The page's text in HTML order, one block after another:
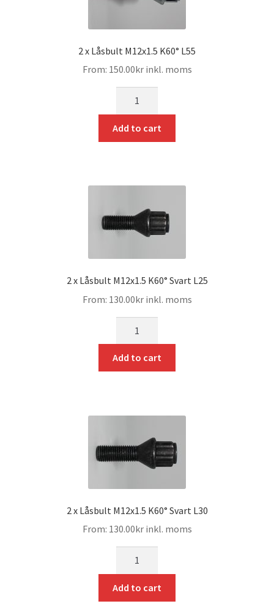
2 x Låsbult M12x1.5 K60° L55
From: 150.00krinkl. moms
Add to cart
2 x Låsbult M12x1.5 K60° Svart L25
From: 130.00krinkl. moms
Add to cart
2 x Låsbult M12x1.5 K60° Svart L30
From: 130.00krinkl. moms
Add to cart